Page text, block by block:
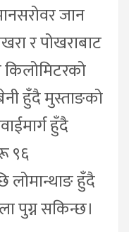
जान
र पोखराबाट
हुँदै मुस्ताङको
हुँदै
९६
लोमान्थाङ हुँदै
पुग्न सकिन्छ।